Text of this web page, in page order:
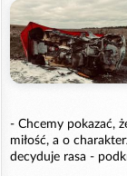
- Chcemy pokazać,
miłość, a o
decyduje rasa -